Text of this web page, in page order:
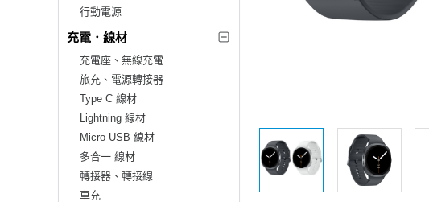
行動電源
充電．線材
充電座、無線充電
旅充、電源轉接器
Type C 線材
Lightning 線材
Micro USB 線材
多合一 線材
轉接器、轉接線
車充